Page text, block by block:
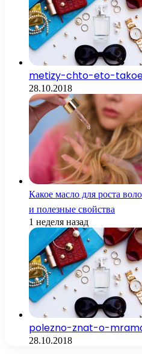
metizy-chto-eto-
28.10.2018
Какое масло для роста
и полезные свойства
1 неделя назад
polezno-znat-o-
28.10.2018